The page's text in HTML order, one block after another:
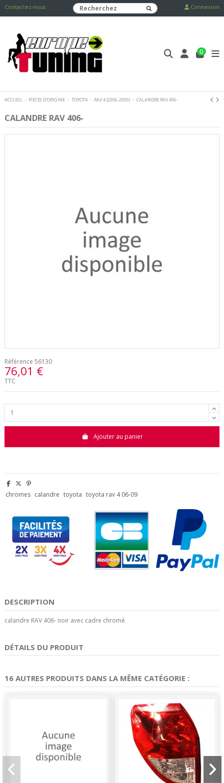
Contactez-nous Connexion
0
ACCUEIL PIECES D'ORIGINE TOYOTA RAV 4 (2006-2009) CALANDRE RAV 406-
CALANDRE RAV 406-
Référence 56130
76,01 €
TTC
Ajouter au panier
chromes calandre toyota toyota rav 4 06-09
DESCRIPTION
calandre RAV 406- noir avec cadre chromé
DÉTAILS DU PRODUIT
16 AUTRES PRODUITS DANS LA MÊME CATÉGORIE :